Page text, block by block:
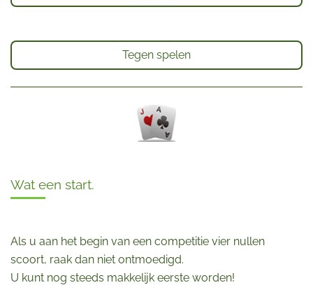
Tegen spelen
Wat een start.
Als u aan het begin van een competitie vier nullen
scoort, raak dan niet ontmoedigd.
U kunt nog steeds makkelijk eerste worden!